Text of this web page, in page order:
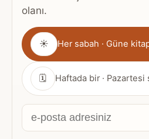
olanı.
Gönderim
sıklığı
☀ Her sabah · Güne
🗓 Haftada bir · Pazartesi
E-
posta